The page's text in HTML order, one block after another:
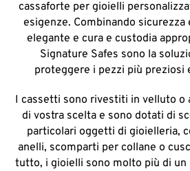
cassaforte per gioielli
esigenze. Combinando sicurezza
elegante e cura e custodia
Signature Safes sono la
proteggere i pezzi più preziosi
I cassetti sono rivestiti in velluto o
di vostra scelta e sono dotati di
particolari oggetti di gioielleria,
anelli, scomparti per collane o
tutto, i gioielli sono molto più di